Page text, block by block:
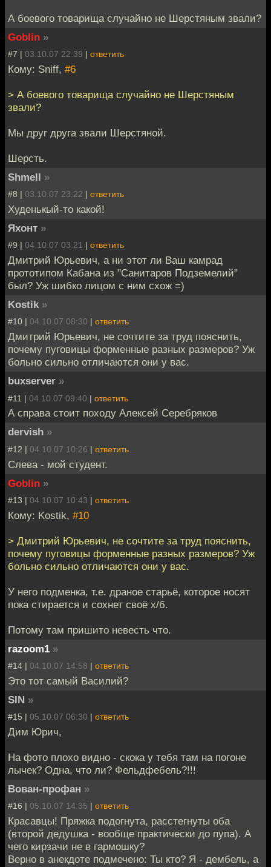
А боевого товарища случайно не Шерстяным звали?
Goblin »
#7 | 03.10.07 22:39 | ответить
Кому: Sniff, #6
> А боевого товарища случайно не Шерстяным
звали?
Мы друг друга звали Шерстяной.
Шерсть.
Shmell »
#8 | 03.10.07 23:22 | ответить
Худенькый-то какой!
Яхонт »
#9 | 04.10.07 03:21 | ответить
Дмитрий Юрьевич, а ни этот ли Ваш камрад
прототипом Кабана из "Санитаров Подземелий"
был? Уж шибко лицом с ним схож =)
Kostik »
#10 | 04.10.07 08:30 | ответить
Дмитрий Юрьевич, не сочтите за труд пояснить,
почему пуговицы форменные разных размеров? Уж
больно сильно отличаются они у вас.
buxserver »
#11 | 04.10.07 09:40 | ответить
А справа стоит походу Алексей Серебряков
dervish »
#12 | 04.10.07 10:26 | ответить
Слева - мой студент.
Goblin »
#13 | 04.10.07 10:43 | ответить
Кому: Kostik, #10
> Дмитрий Юрьевич, не сочтите за труд пояснить,
почему пуговицы форменные разных размеров? Уж
больно сильно отличаются они у вас.
У него подменка, т.е. драное старьё, которое носят
пока стирается и сохнет своё х/б.
Потому там пришито невесть что.
razoom1 »
#14 | 04.10.07 14:58 | ответить
Это тот самый Василий?
SIN »
#15 | 05.10.07 06:30 | ответить
Дим Юрич,
На фото плохо видно - скока у тебя там на погоне
лычек? Одна, что ли? Фельдфебель?!!!
Вован-профан »
#16 | 05.10.07 14:35 | ответить
Красавцы! Пряжка подогнута, расстегнуты оба
(второй дедушка - вообще практически до пупа). А
чего кирзачи не в гармошку?
Верно в анекдоте подмечено: Ты кто? Я - дембель, а